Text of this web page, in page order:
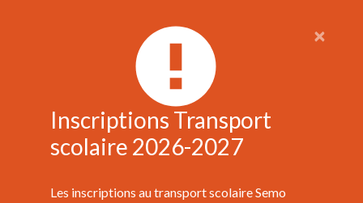
×
Inscriptions Transport
scolaire 2026-2027
Les inscriptions au transport scolaire Semo